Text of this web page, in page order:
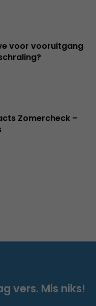
voor vooruitgang
Zomercheck –
vers. Mis niks!